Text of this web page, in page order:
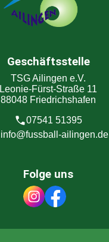
Geschäftsstelle
TSG Ailingen e.V.
Leonie-Fürst-Straße 11
88048 Friedrichshafen
07541 51395
info@fussball-ailingen.de
Folge uns